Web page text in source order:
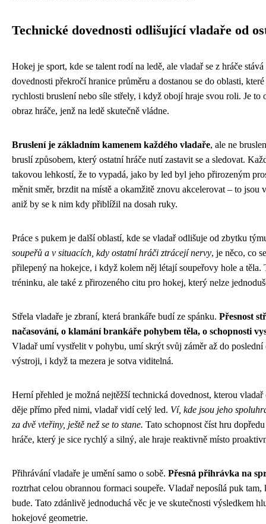
Technické dovednosti odlišující vladaře od
Hokej je sport, kde se talent rodí na ledě, ale vladař se z hráče
dovednosti překročí hranice průměru a dostanou se do oblasti,
rychlosti bruslení nebo síle střely, i když obojí hraje svou roli. Je to
obraz hráče, jenž na ledě skutečně vládne.
Bruslení je základním kamenem každého vladaře, ale ne
bruslí způsobem, který ostatní hráče nutí zastavit se a sledovat.
takovou lehkostí, že to vypadá, jako by led byl jeho přirozeným
měnit směr, brzdit na místě a okamžitě znovu akcelerovat – to jsou
aniž by se k nim kdy přiblížil na dosah ruky.
Práce s pukem je další oblastí, kde se vladař odlišuje od zbytku
soupeřů a v situacích, kdy ostatní hráči ztrácejí nervy, je něco, co
přilepený na hokejce, i když kolem něj létají soupeřovy hole a těla.
tréninku, ale také z přirozeného citu pro hokej, který nelze
Střela vladaře je zbraní, která brankáře budí ze spánku. Přesnost
načasování, o klamání brankáře pohybem těla, o schopnosti
Vladař umí vystřelit v pohybu, umí skrýt svůj záměr až do
výstroji, i když ta mezera je sotva viditelná.
Herní přehled je možná nejtěžší technická dovednost, kterou
děje přímo před nimi, vladař vidí celý led. Ví, kde jsou jeho
za dvě vteřiny, ještě než se to stane. Tato schopnost číst hru
hráče, který je sice rychlý a silný, ale hraje reaktivně místo
Přihrávání vladaře je umění samo o sobě. Přesná přihrávka na
roztrhat celou obrannou formaci soupeře. Vladař neposílá puk
bude. Tato zdánlivě jednoduchá věc je ve skutečnosti výsledkem
hokejové geometrie.